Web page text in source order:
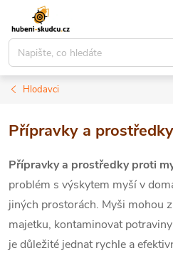
obsah
Hlodavci
Přípravky a
Přípravky a prostředky proti
problém s výskytem myší v
jiných prostorách. Myši mohou
majetku, kontaminovat
je důležité jednat rychle a